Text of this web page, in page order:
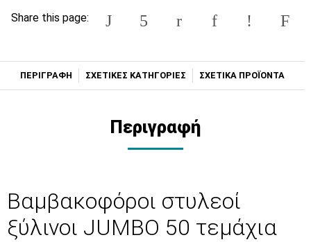
Share this page:
ΠΕΡΙΓΡΑΦΗ ΣΧΕΤΙΚΕΣ ΚΑΤΗΓΟΡΙΕΣ ΣΧΕΤΙΚΑ ΠΡΟΪΟΝΤΑ
Περιγραφή
Βαμβακοφόροι στυλεοί
ξύλινοι JUMBO 50 τεμάχια